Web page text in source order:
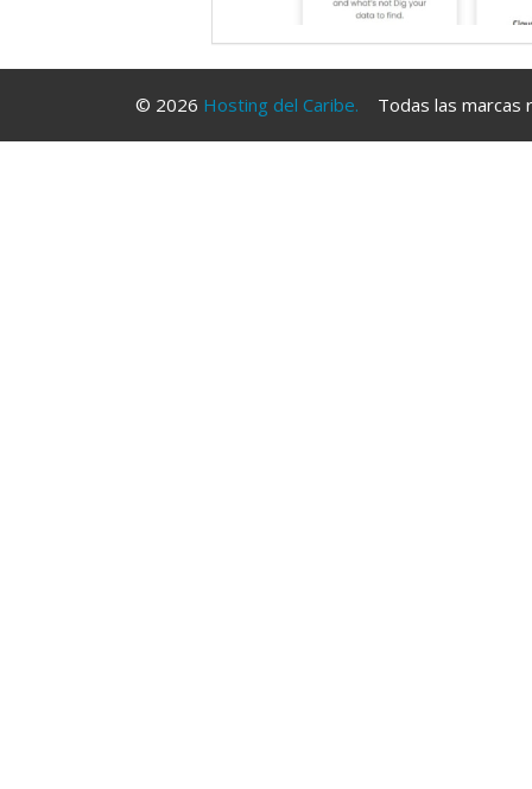
© 2026 Hosting del Caribe. Todas las marcas